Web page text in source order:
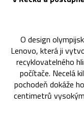
O design
Lenovo, která ji
recyklovatelného
počítače. Necelá
pochodeň dokáže
centimetrů